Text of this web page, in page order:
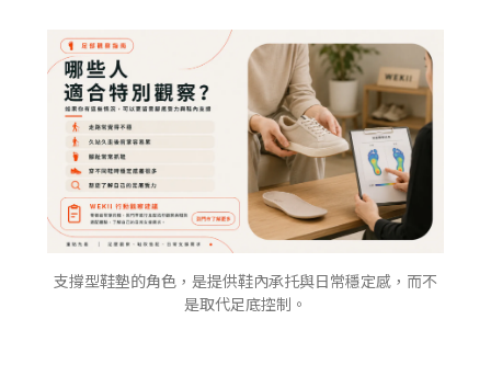
支撐型鞋墊的角色，是提供鞋內承托與日常穩定感，而不
是取代足底控制。